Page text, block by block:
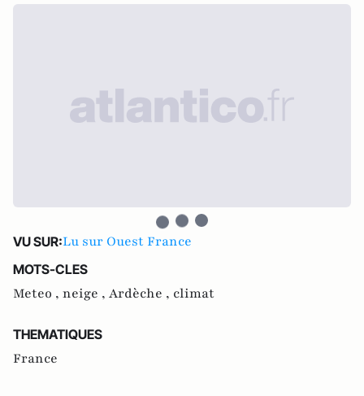
VU SUR:Lu sur Ouest France
MOTS-CLES
Meteo , neige , Ardèche , climat
THEMATIQUES
France